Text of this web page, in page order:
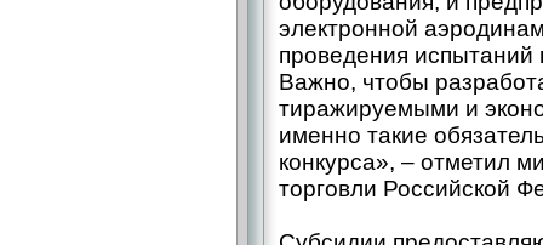
электронной
проведения
Важно, чтобы
тиражируемыми и
именно такие
конкурса», – отметил
торговли Российской